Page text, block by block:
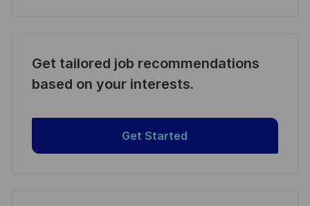
Get tailored job recommendations
based on your interests.
Get Started